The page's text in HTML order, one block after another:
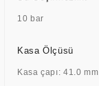
10 bar
Kasa Ölçüsü
Kasa çapı: 41.0 mm